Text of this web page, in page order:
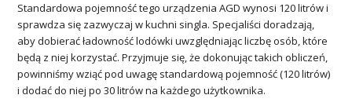
Standardowa pojemność tego urządzenia AGD wynosi 120 litrów i
sprawdza się zazwyczaj w kuchni singla. Specjaliści doradzają,
aby dobierać ładowność lodówki uwzględniając liczbę osób, które
będą z niej korzystać. Przyjmuje się, że dokonując takich obliczeń,
powinniśmy wziąć pod uwagę standardową pojemność (120 litrów)
i dodać do niej po 30 litrów na każdego użytkownika.